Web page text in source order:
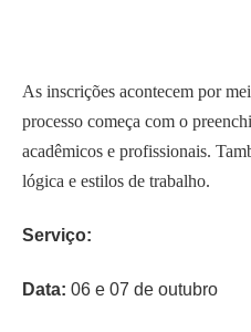
As inscrições acontecem por
processo começa com o
acadêmicos e profissionais.
lógica e estilos de trabalho.
Serviço:
Data: 06 e 07 de outubro